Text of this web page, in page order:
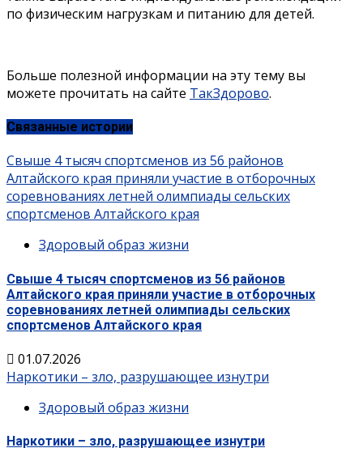
по физическим нагрузкам и питанию для детей.
Больше полезной информации на эту тему вы
можете прочитать на сайте ТакЗдорово.
Связанные истории
Свыше 4 тысяч спортсменов из 56 районов
Алтайского края приняли участие в отборочных
соревнованиях летней олимпиады сельских
спортсменов Алтайского края
Здоровый образ жизни
Свыше 4 тысяч спортсменов из 56 районов
Алтайского края приняли участие в отборочных
соревнованиях летней олимпиады сельских
спортсменов Алтайского края
01.07.2026
Наркотики – зло, разрушающее изнутри
Здоровый образ жизни
Наркотики – зло, разрушающее изнутри